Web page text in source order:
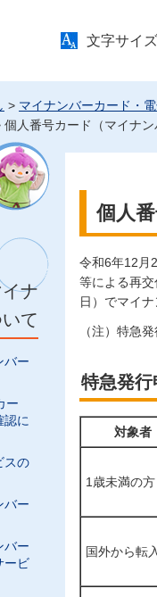
文字サイ
> マイナンバーカード・
個人番号カード（マイナ
ナ
て
バー
ー
認に
スの
バー
バー
ービ
個人
令和6年12月
等による再
日）でマイ
（注）特急
特急発行
対象者
1歳未満の方
国外から転